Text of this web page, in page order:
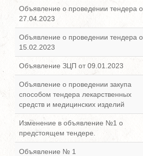
Объявление о проведении тендера
27.04.2023
Объявление о проведении тендера
15.02.2023
Объявление ЗЦП от 09.01.2023
Объявление о проведении закупа
способом тендера лекарственных
средств и медицинских изделий
Изменение в объявление №1 о
предстоящем тендере.
Объявление № 1